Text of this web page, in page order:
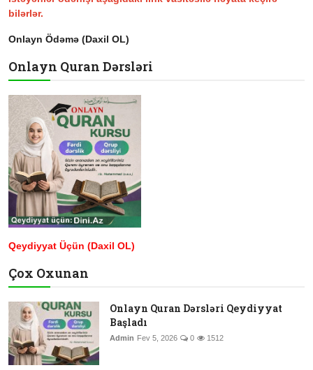
bilərlər.
Onlayn Ödəmə (Daxil OL)
Onlayn Quran Dərsləri
Qeydiyyat Üçün (Daxil OL)
Çox Oxunan
Onlayn Quran Dərsləri Qeydiyyat
Başladı
Admin Fev 5, 2026 0 1512